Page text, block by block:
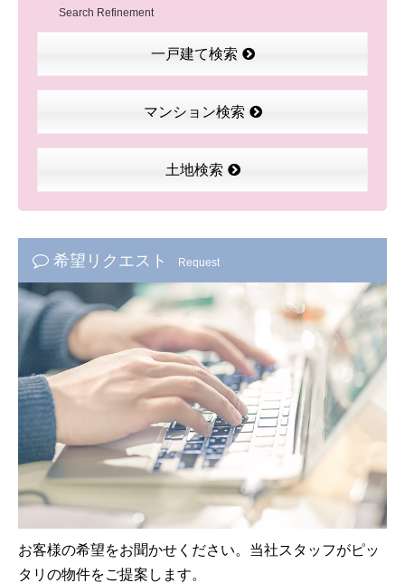
Search Refinement
一戸建て検索
マンション検索
土地検索
希望リクエスト Request
お客様の希望をお聞かせください。当社スタッフがピッ
タリの物件をご提案します。